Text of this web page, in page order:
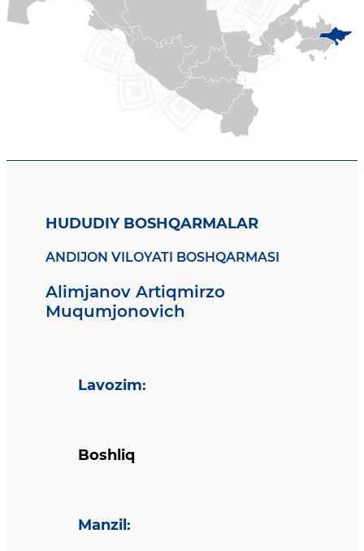
HUDUDIY BOSHQARMALAR
ANDIJON VILOYATI BOSHQARMASI
Alimjanov Artiqmirzo
Muqumjonovich
Lavozim:
Boshliq
Manzil :